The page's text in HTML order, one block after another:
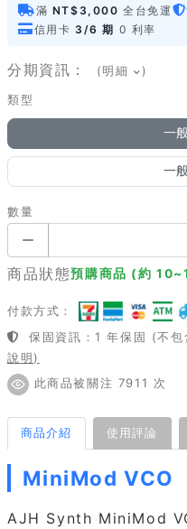
滿 NT$3,000 全台免運
信用卡 3/6 期 0 利率
分期資訊： (明細 )
類型
一
一
數量
商品狀態預購商品 (約
付款方式：
保固資訊：1 年保固 (不
說明)
此商品被關注 7911 次
商品介紹 使用評論
MiniMod VCO
AJH Synth MiniMod